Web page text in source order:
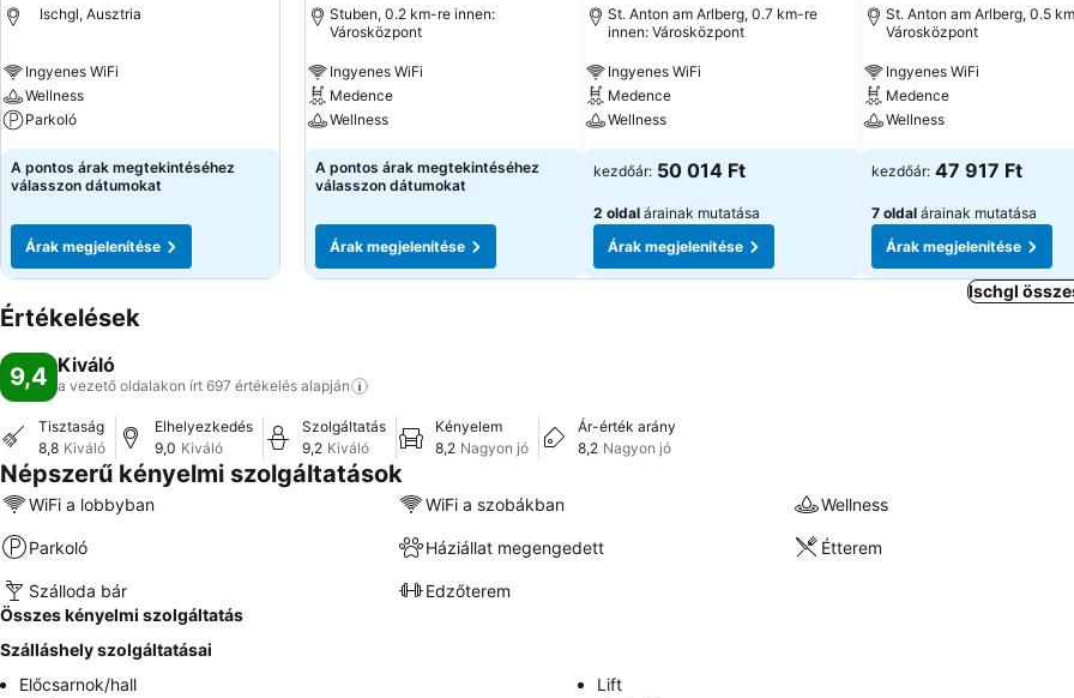
Ischgl, Ausztria
Ingyenes WiFi
Wellness
Parkoló
A pontos árak megtekintéséhez
válasszon dátumokat
Árak megjelenítése
Stuben, 0.2 km-re innen:
Városközpont
Ingyenes WiFi
Medence
Wellness
A pontos árak megtekintéséhez
válasszon dátumokat
Árak megjelenítése
St. Anton am Arlberg, 0.7 km-re
innen: Városközpont
Ingyenes WiFi
Medence
Wellness
kezdőár: 50 014 Ft
2 oldal árainak mutatása
Árak megjelenítése
St. Anton am Arlberg, 0.5
Városközpont
Ingyenes WiFi
Medence
Wellness
kezdőár: 47 917 Ft
7 oldal árainak mutatása
Árak megjelenítése
Ischgl
Értékelések
9,4 Kiváló
a vezető oldalakon írt 697 értékelés alapján
Tisztaság
8,8 Kiváló
Elhelyezkedés
9,0 Kiváló
Szolgáltatás
9,2 Kiváló
Kényelem
8,2 Nagyon jó
Ár-érték arány
8,2 Nagyon jó
Népszerű kényelmi szolgáltatások
WiFi a lobbyban WiFi a szobákban Wellness
Parkoló Háziállat megengedett Étterem
Szálloda bár
Edzőterem
Összes kényelmi szolgáltatás
Szálláshely szolgáltatásai
Előcsarnok/hall
Lift